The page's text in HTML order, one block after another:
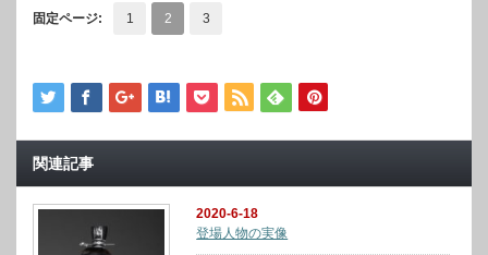
固定ページ: 1 2 3
関連記事
2020-6-18
登場人物の実像